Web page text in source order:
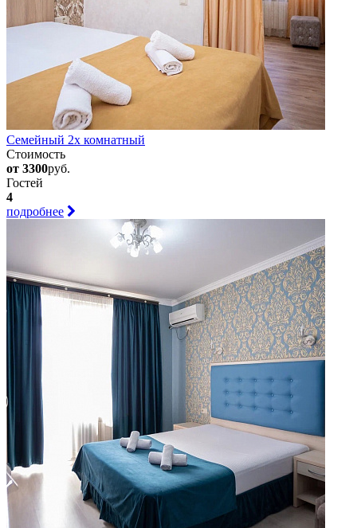
Семейный 2х комнатный
Стоимость
от 3300руб.
Гостей
4
подробнее